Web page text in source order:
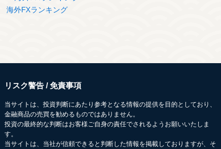
海外FXランキング
リスク警告 / 免責事項
当サイトは、投資判断にあたり参考となる情報の提供を目的としており、
金融商品の売買を勧めるものではありません。
投資の最終的な判断はお客様ご自身の責任でされるようお願いいたしま
す。
当サイトは、当社が信頼できると判断した情報を掲載しておりますが、そ